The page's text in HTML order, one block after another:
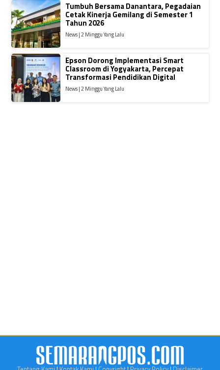
Tumbuh Bersama Danantara, Pegadaian
Cetak Kinerja Gemilang di Semester 1
Tahun 2026
News | 2 Minggu Yang Lalu
Epson Dorong Implementasi Smart
Classroom di Yogyakarta, Percepat
Transformasi Pendidikan Digital
News | 2 Minggu Yang Lalu